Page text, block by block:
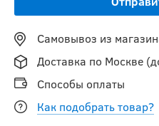
Самовывоз из
Доставка по Москве
Способы оплаты
Как подобрать товар?